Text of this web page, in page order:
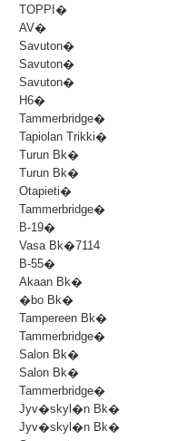
TOPPI�
AV�
Savuton�
Savuton�
Savuton�
H6�
Tammerbridge�
Tapiolan Trikki�
Turun Bk�
Turun Bk�
Otapieti�
Tammerbridge�
B-19�
Vasa Bk�7114
B-55�
Akaan Bk�
�bo Bk�
Tampereen Bk�
Tammerbridge�
Salon Bk�
Salon Bk�
Tammerbridge�
Jyv�skyl�n Bk�
Jyv�skyl�n Bk�